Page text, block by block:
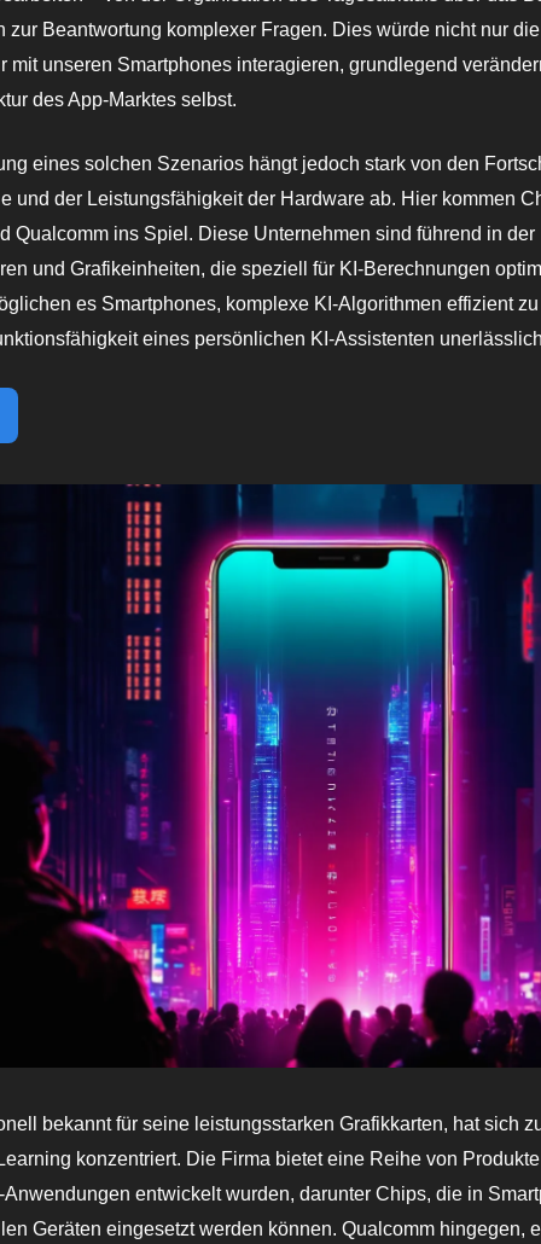
zur Beantwortung komplexer Fragen. Dies würde nicht nur
mit unseren Smartphones interagieren, grundlegend
des App-Marktes selbst.
eines solchen Szenarios hängt jedoch stark von den
und der Leistungsfähigkeit der Hardware ab. Hier kommen
Qualcomm ins Spiel. Diese Unternehmen sind führend in
und Grafikeinheiten, die speziell für KI-Berechnungen
es Smartphones, komplexe KI-Algorithmen effizient
eines persönlichen KI-Assistenten
bekannt für seine leistungsstarken Grafikkarten, hat sich
konzentriert. Die Firma bietet eine Reihe von
entwickelt wurden, darunter Chips, die in
Geräten eingesetzt werden können. Qualcomm hingegen,